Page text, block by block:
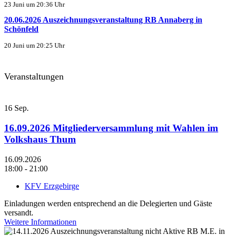
23 Juni um 20:36 Uhr
20.06.2026 Auszeichnungsveranstaltung RB Annaberg in
Schönfeld
20 Juni um 20:25 Uhr
Veranstaltungen
16 Sep.
16.09.2026 Mitgliederversammlung mit Wahlen im
Volkshaus Thum
16.09.2026
18:00 - 21:00
KFV Erzgebirge
Einladungen werden entsprechend an die Delegierten und Gäste
versandt.
Weitere Informationen